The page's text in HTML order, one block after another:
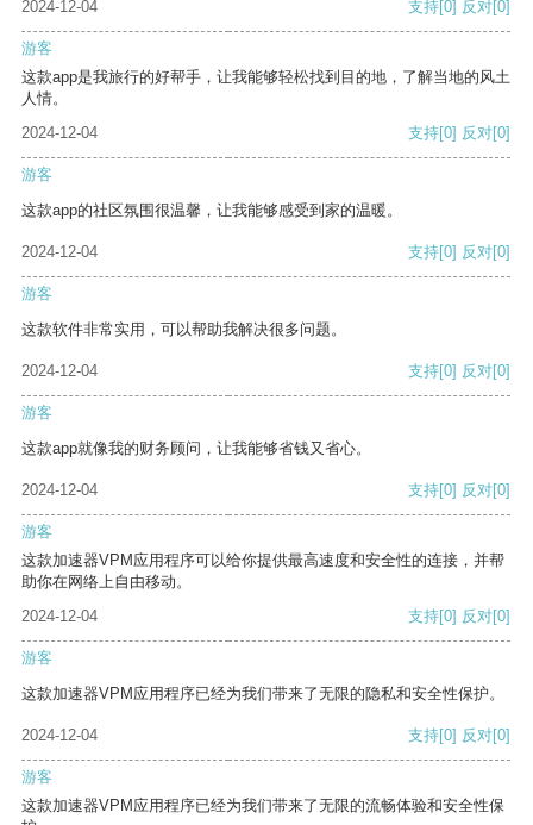
2024-12-04 支持[0] 反对[0]
游客
这款app是我旅行的好帮手，让我能够轻松找到目的地，了解当地的风土
人情。
2024-12-04
支持[0] 反对[0]
游客
这款app的社区氛围很温馨，让我能够感受到家的温暖。
2024-12-04 支持[0] 反对[0]
游客
这款软件非常实用，可以帮助我解决很多问题。
2024-12-04 支持[0] 反对[0]
游客
这款app就像我的财务顾问，让我能够省钱又省心。
2024-12-04 支持[0] 反对[0]
游客
这款加速器VPM应用程序可以给你提供最高速度和安全性的连接，并帮
助你在网络上自由移动。
2024-12-04
支持[0] 反对[0]
游客
这款加速器VPM应用程序已经为我们带来了无限的隐私和安全性保护。
2024-12-04 支持[0] 反对[0]
游客
这款加速器VPM应用程序已经为我们带来了无限的流畅体验和安全性保